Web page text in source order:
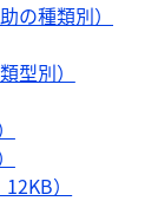
の種類別）
型別）
）